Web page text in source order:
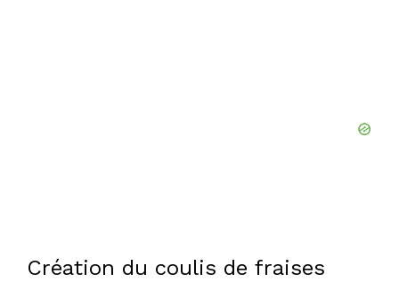
Création du coulis de fraises